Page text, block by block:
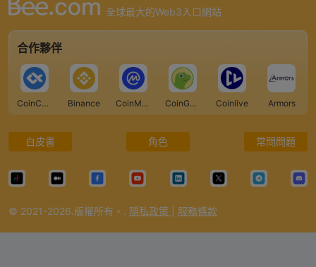
全球最大的Web3入口網站
合作夥伴
CoinCarp Binance CoinMarketCap CoinGecko Coinlive Armors
白皮書 角色 常問問題
© 2021-2026.版權所有。. 隱私政策 服務條款